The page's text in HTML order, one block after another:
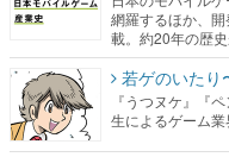
網羅するほか、
載。約20年の歴
若ゲのいたり
『うつヌケ』『
生によるゲーム業